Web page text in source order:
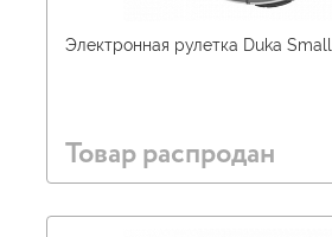
Электронная рулетка Duka
Товар распродан